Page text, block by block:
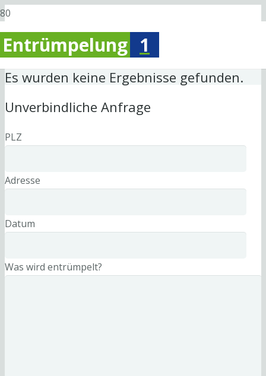
Entrümpelung 1
Es wurden keine Ergebnisse gefunden.
Unverbindliche Anfrage
PLZ
Adresse
Datum
Was wird entrümpelt?